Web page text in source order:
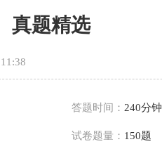
真题精选
答题时间： 240分钟
试卷题量： 150题